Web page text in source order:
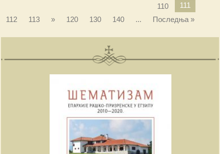
110
111
112
113 » 120 130 140 ... Последња »